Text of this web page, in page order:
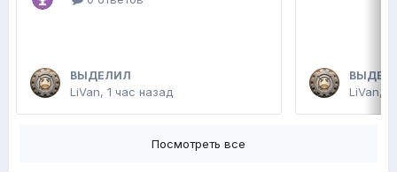
ВЫДЕЛИЛ
LiVan, 1 час назад LiVan,
Посмотреть все